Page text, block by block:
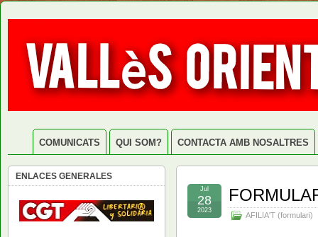
COMUNICATS QUI SOM? CONTACTA AMB NOSALTRES
AFILIA'T (formulari)
Jul
28
2023
ENLACES GENERALES